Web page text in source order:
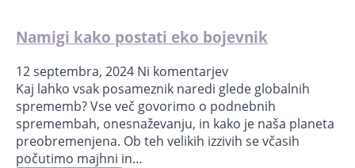
Namigi kako postati eko bojevnik
12 septembra, 2024 Ni komentarjev
Kaj lahko vsak posameznik naredi glede globalnih
sprememb? Vse več govorimo o podnebnih
spremembah, onesnaževanju, in kako je naša planeta
preobremenjena. Ob teh velikih izzivih se včasih
počutimo majhni in…